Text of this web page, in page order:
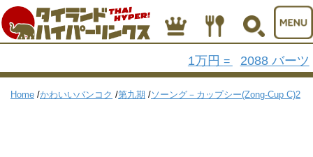
1万円 = 2088 バーツ
Home /かわいいバンコク /第九期 /ソーング－カップシー(Zong-Cup C)2